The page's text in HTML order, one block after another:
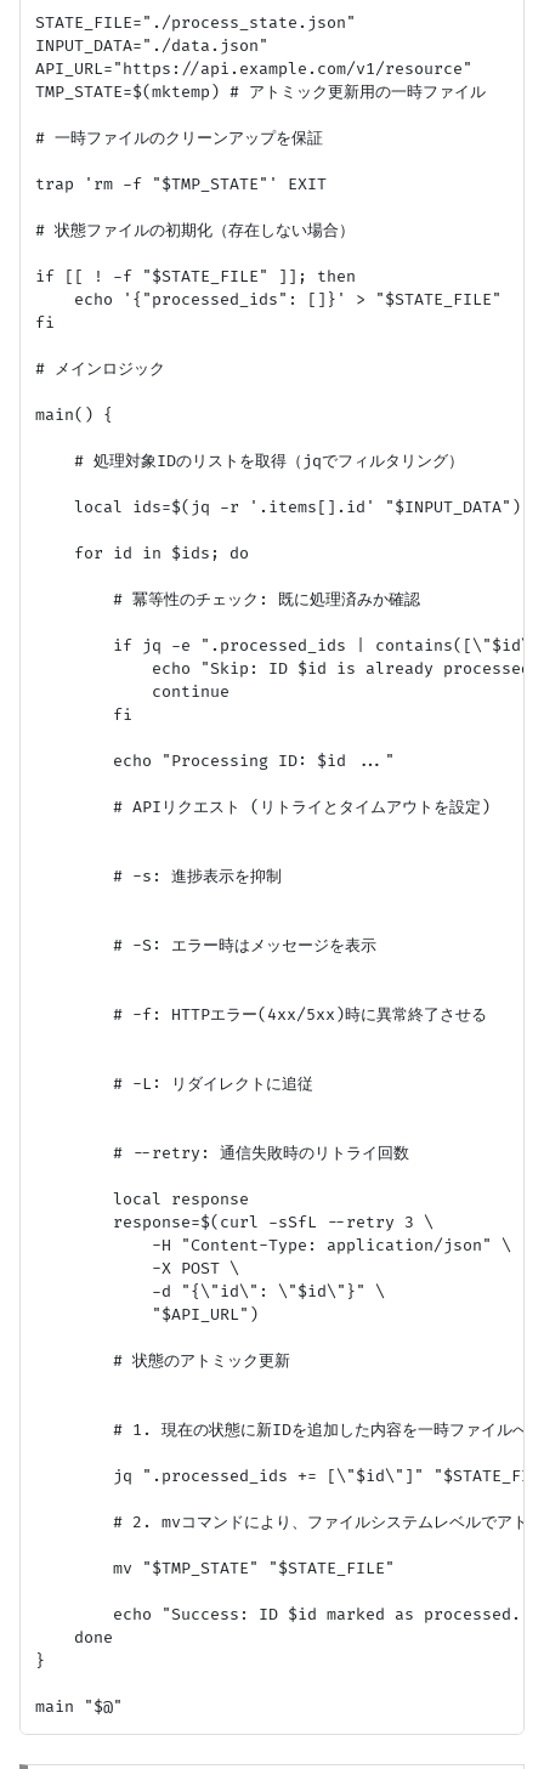
STATE_FILE="./process_state.json"
INPUT_DATA="./data.json"
API_URL="https://api.example.com/v1/resource"
TMP_STATE=$(mktemp) # アトミック更新用の一時ファイル
# 一時ファイルのクリーンアップを保証
trap 'rm -f "$TMP_STATE"' EXIT
# 状態ファイルの初期化（存在しない場合）
if [[ ! -f "$STATE_FILE" ]]; then
    echo '{"processed_ids": []}' > "$STATE_FILE"
fi
# メインロジック
main() {
    # 処理対象IDのリストを取得（jqでフィルタリング）
    local ids=$(jq -r '.items[].id' "$INPUT_DATA")
    for id in $ids; do
        # 冪等性のチェック: 既に処理済みか確認
if jq -e ".processed_ids |
echo "Skip: ID $id is already
            continue
        fi
        echo "Processing ID: $id ..."
        # APIリクエスト (リトライとタイムアウトを設定)
        # -s: 進捗表示を抑制
        # -S: エラー時はメッセージを表示
        # -f: HTTPエラー(4xx/5xx)時に異常終了させる
        # -L: リダイレクトに追従
        # --retry: 通信失敗時のリトライ回数
        local response
        response=$(curl -sSfL --retry 3 \
            -H "Content-Type: application/json" \
            -X POST \
            -d "{\"id\": \"$id\"}" \
            "$API_URL")
        # 状態のアトミック更新
# 1. 現在の状態に新IDを追加した内容を一時ファイルへ
jq ".processed_ids += [\"$id\"]"
# 2. mvコマンドにより、ファイルシステムレベルでアト
        mv "$TMP_STATE" "$STATE_FILE"
        echo "Success: ID $id marked as processed."
    done
}